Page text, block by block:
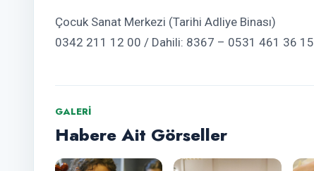
Çocuk Sanat Merkezi (Tarihi Adliye Binası)
0342 211 12 00 / Dahili: 8367 – 0531 461 36 15
GALERI
Habere Ait Görseller